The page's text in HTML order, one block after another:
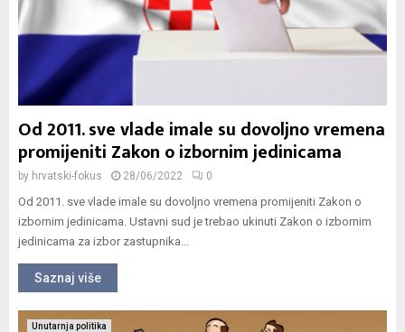
Od 2011. sve vlade imale su dovoljno vremena
promijeniti Zakon o izbornim jedinicama
by hrvatski-fokus 28/06/2022 0
Od 2011. sve vlade imale su dovoljno vremena promijeniti Zakon o
izbornim jedinicama. Ustavni sud je trebao ukinuti Zakon o izbornim
jedinicama za izbor zastupnika...
Saznaj više
Unutarnja politika